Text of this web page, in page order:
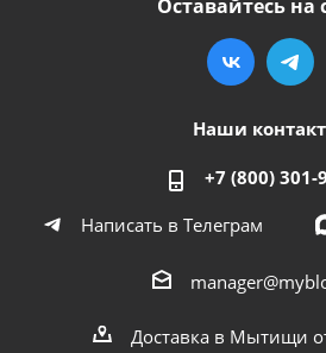
Оставайтесь на
Наши
+7 (800) 301-
Написать в Телеграм
Доставка в Мытищи